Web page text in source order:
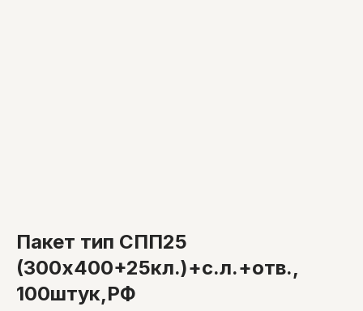
Пакет тип СПП25
(300х400+25кл.)+с.л.+отв.,
100штук,РФ